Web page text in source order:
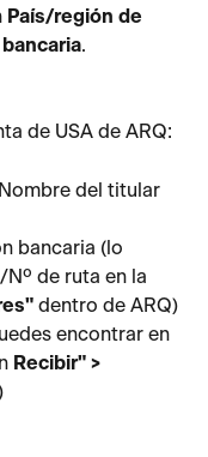
País/región de
.
de USA de ARQ:
del titular
bancaria (lo
de ruta en la
dentro de ARQ)
encontrar en
Recibir" >